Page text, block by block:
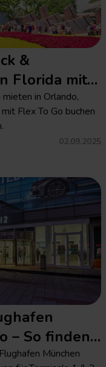
&
Florida mit
in Orlando,
Flex To Go buchen
02.09.2025
– So finden
München